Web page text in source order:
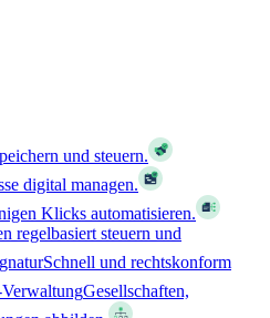
und steuern.
digital managen.
Klicks automatisieren.
regelbasiert steuern und
Schnell und rechtskonform
Gesellschaften,